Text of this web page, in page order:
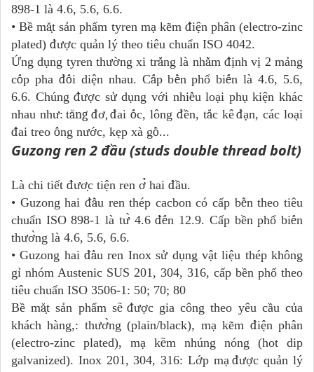
898-1 là 4.6, 5.6, 6.6.
• Bề mặt sản phẩm tyren mạ kẽm điện phân (electro-zinc
plated) được quản lý theo tiêu chuẩn ISO 4042.
Ứng dụng tyren thường xi trắng là nhằm định vị 2 mảng
cốp pha đối diện nhau. Cấp bền phổ biến là 4.6, 5.6,
6.6. Chúngđược sửdụng với nhiều loại phụ kiện khác
nhau như: tăng đơ, đaiốc, lông đền, tắc kêđạn, các loại
đai treo ống nước, kẹp xà gồ...
Guzong ren 2 đầu (studs double thread bolt)
Là chi tiết được tiện ren ơ ̉ hai đầu.
• Guzong hai đầu ren thép cacbon có cấp bền theo tiêu
chuẩn ISO 898-1 là từ 4.6đến 12.9. Cấp bền phổ biến
thường là 4.6, 5.6, 6.6.
• Guzong haiđầu ren Inox sửdụng vật liệu thép không
gỉ nhóm Austenic SUS 201, 304, 316, cấp bền phô ̉ theo
tiêu chuẩn ISO 3506-1: 50; 70; 80
Bề mặt sản phẩm sẽ được gia công theo yêu cầu của
khách hàng,: thường (plain/black), mạ kẽm điện phân
(electro-zinc plated), mạ kẽm nhúng nóng (hot dip
galvanized). Inox 201, 304, 316: Lớp mạ được quản lý